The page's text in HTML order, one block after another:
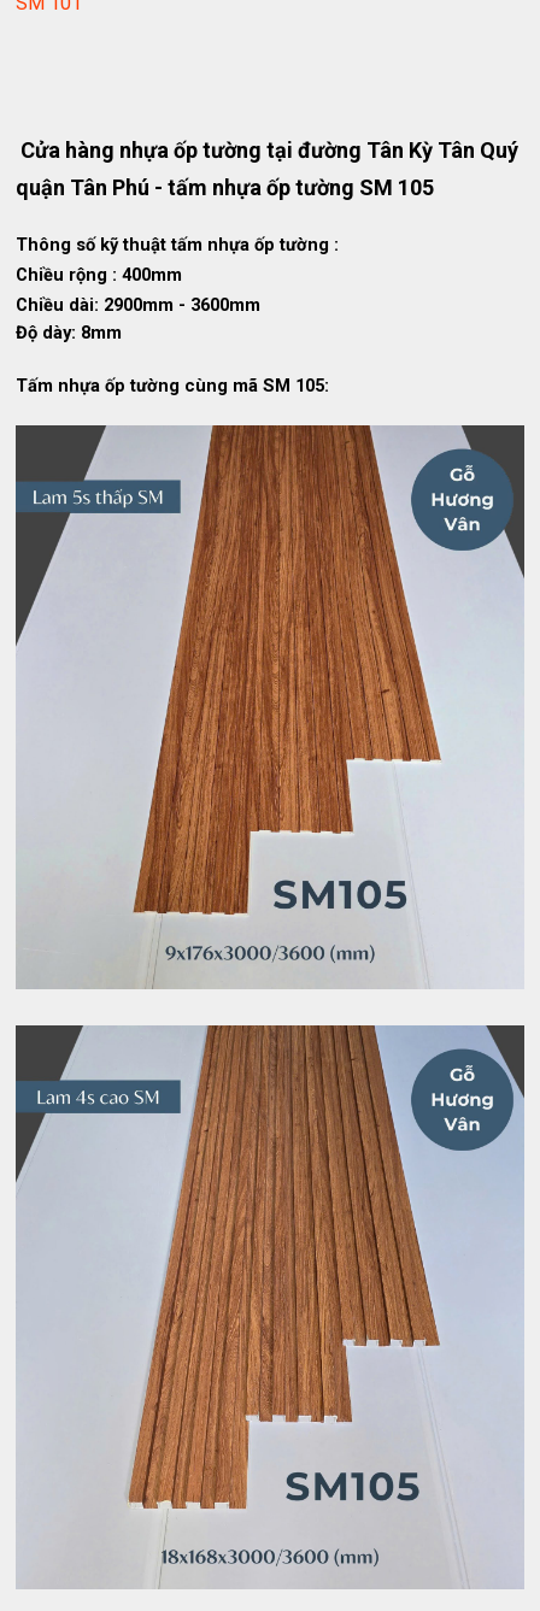
Cửa hàng nhựa ốp tường tại đường Tân Kỳ Tân Quý
quận Tân Phú - tấm nhựa ốp tường SM 105
Thông số kỹ thuật tấm nhựa ốp tường :
Chiều rộng : 400mm
Chiều dài: 2900mm - 3600mm
Độ dày: 8mm
Tấm nhựa ốp tường cùng mã SM 105: